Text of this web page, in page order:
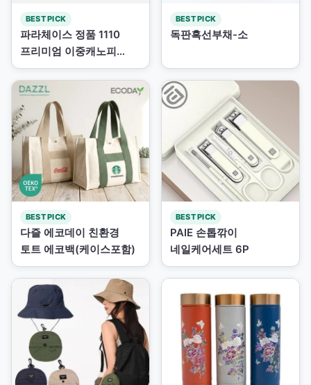
BEST PICK
파라체이스 정품 1110
프리미엄 이중캐노피
자동장...
BEST PICK
독판흑선부채-소
BEST PICK
다즐 에코데이 친환경
토트 에코백(케이스포함)
BEST PICK
PAIE 손톱깎이
네일케어세트 6P